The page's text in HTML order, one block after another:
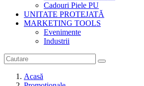
Cadouri Piele PU
UNITATE PROTEJATĂ
MARKETING TOOLS
Evenimente
Industrii
Acasă